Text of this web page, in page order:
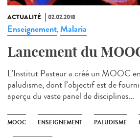
ACTUALITÉ 02.02.2018
Enseignement,Malaria
Lancement du
L’Institut Pasteur a créé un MOOC
paludisme, dont l’objectif est de
aperçu du vaste panel de disciplines...
MOOC ENSEIGNEMENT PALUDISME